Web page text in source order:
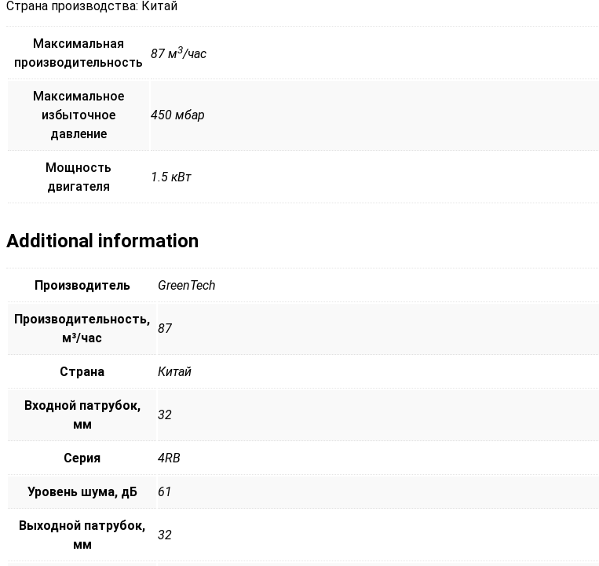
Страна производства: Китай
Максимальная
производительность
87 м3/час
Максимальное
избыточное
давление
450 мбар
Мощность
двигателя
1.5 кВт
Additional information
Производитель GreenTech
Производительность,
м³/час
87
Страна Китай
Входной патрубок,
мм
32
Серия 4RB
Уровень шума, дБ 61
Выходной патрубок,
мм
32